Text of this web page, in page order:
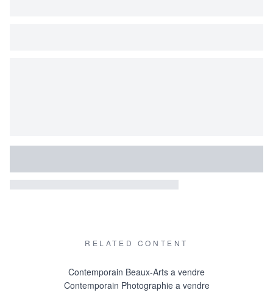
RELATED CONTENT
Contemporain Beaux-Arts a vendre
Contemporain Photographie a vendre